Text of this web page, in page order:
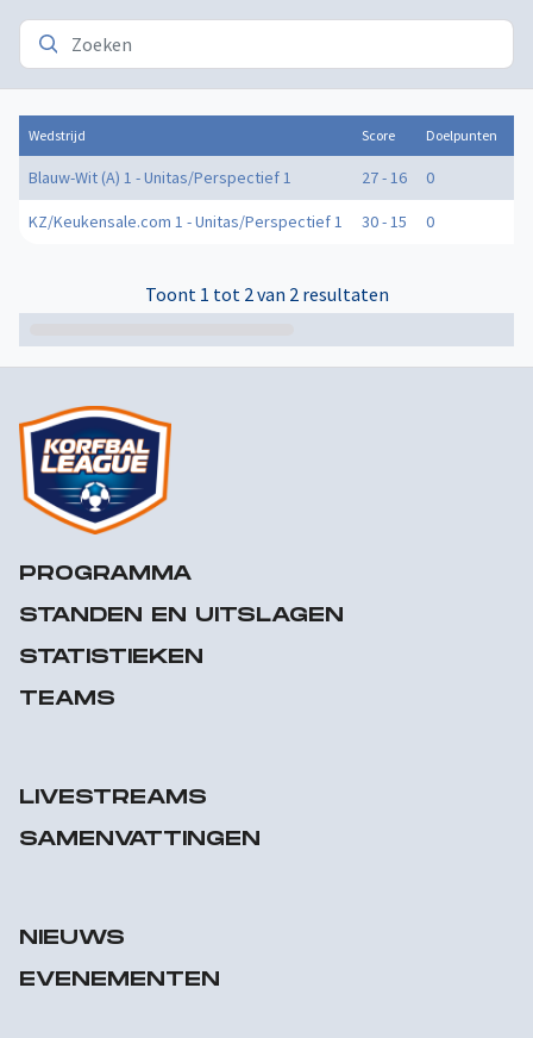
Wedstrijd Score Doelpunten
Blauw-Wit (A) 1 - Unitas/Perspectief 1 27 - 16 0
KZ/Keukensale.com 1 - Unitas/Perspectief 1 30 - 15 0
Toont 1 tot 2 van 2 resultaten
PROGRAMMA
STANDEN EN UITSLAGEN
STATISTIEKEN
TEAMS
LIVESTREAMS
SAMENVATTINGEN
NIEUWS
EVENEMENTEN